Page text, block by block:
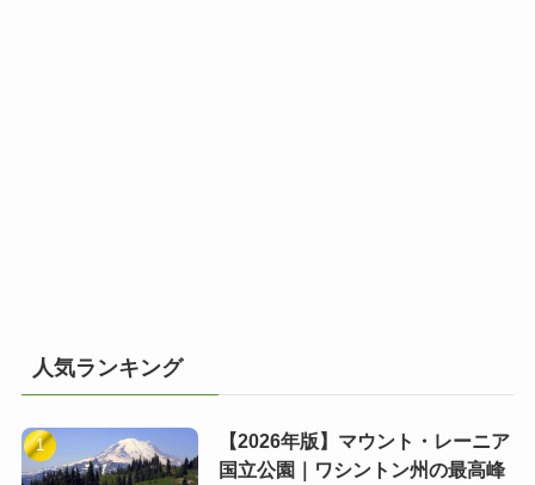
人気ランキング
【2026年版】マウント・レーニア
国立公園｜ワシントン州の最高峰